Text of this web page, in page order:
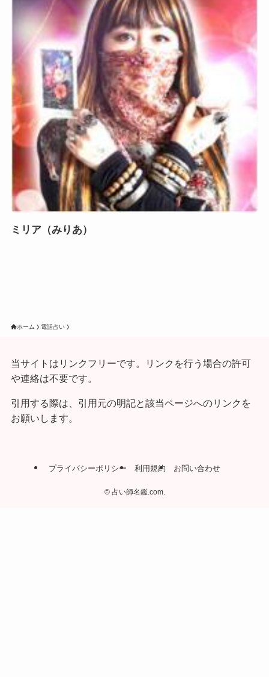
ミリア（みりあ）
ホーム 電話占い
当サイトはリンクフリーです。リンクを行う場合の許可
や連絡は不要です。
引用する際は、引用元の明記と該当ページへのリンクを
お願いします。
プライバシーポリシー 利用規約 お問い合わせ
©占い師名鑑.com.